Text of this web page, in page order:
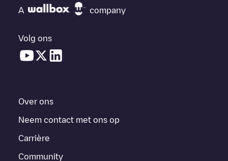
A company
Volg ons
Over ons
Neem contact met ons op
Carrière
Community